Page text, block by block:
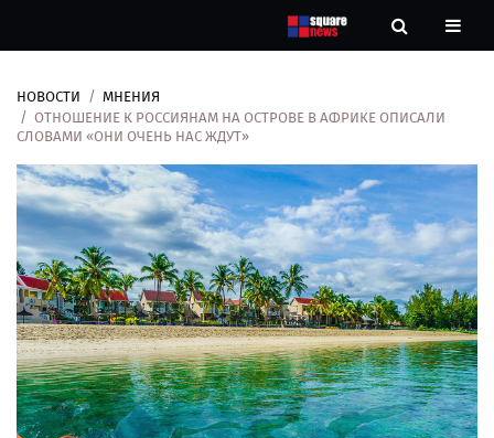
Новости
Рубрики
Контакты
О
нас
НОВОСТИ
МНЕНИЯ
ОТНОШЕНИЕ К РОССИЯНАМ НА ОСТРОВЕ В АФРИКЕ ОПИСАЛИ
СЛОВАМИ «ОНИ ОЧЕНЬ НАС ЖДУТ»